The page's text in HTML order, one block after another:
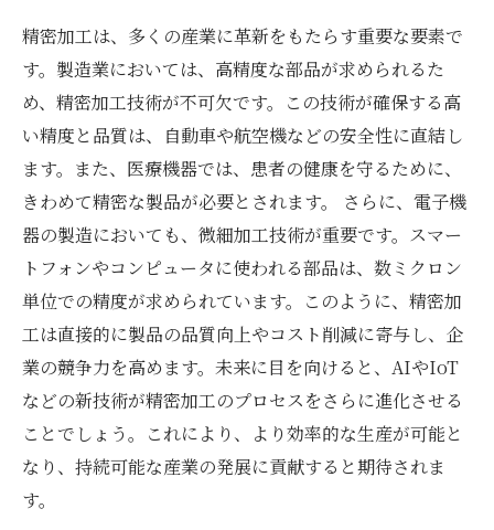
精密加工は、多くの産業に革新をもたらす重要な要素で
す。製造業においては、高精度な部品が求められるた
め、精密加工技術が不可欠です。この技術が確保する高
い精度と品質は、自動車や航空機などの安全性に直結し
ます。また、医療機器では、患者の健康を守るために、
きわめて精密な製品が必要とされます。 さらに、電子機
器の製造においても、微細加工技術が重要です。スマー
トフォンやコンピュータに使われる部品は、数ミクロン
単位での精度が求められています。このように、精密加
工は直接的に製品の品質向上やコスト削減に寄与し、企
業の競争力を高めます。未来に目を向けると、AIやIoT
などの新技術が精密加工のプロセスをさらに進化させる
ことでしょう。これにより、より効率的な生産が可能と
なり、持続可能な産業の発展に貢献すると期待されま
す。